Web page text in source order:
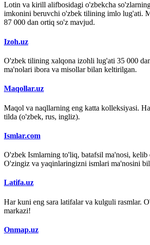
Lotin va kirill alifbosidagi o'zbekcha
imkonini beruvchi o'zbek tilining imlo lug'ati.
87 000 dan ortiq so'z mavjud.
Izoh.uz
O'zbek tilining xalqona izohli lug'ati 35 000
ma'nolari ibora va misollar bilan keltirilgan.
Maqollar.uz
Maqol va naqllarning eng katta kolleksiyasi.
tilda (o'zbek, rus, ingliz).
Ismlar.com
O'zbek Ismlarning to'liq, batafsil ma'nosi, kelib
O'zingiz va yaqinlaringizni ismlari ma'nosini
Latifa.uz
Har kuni eng sara latifalar va kulguli rasmlar.
markazi!
Onmap.uz